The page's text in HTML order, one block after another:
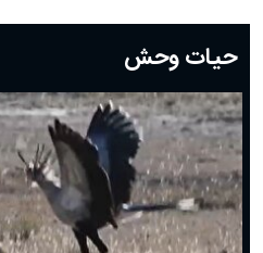
دعای روز بیستم ماه رمضان؛ ۱۹ اسفند ۱۴۰۴
دعای روز هشتم ماه مبارک رمضان؛ ۷ اسفند ماه ۱۴۰۴
دعای روز هفتم ماه رمضان؛ ۶ اسفند ۱۴۰۴
دعای روز ششم ماه رمضان؛ ۵ اسفند ۱۴۰۴
دعای روز پنجم ماه رمضان؛ ۴ اسفند ۱۴۰۴
دعای روز چهارم ماه مبارک رمضان؛ ۳ اسفند ۱۴۰۴
دعای روز سوم ماه مبارک رمضان؛ ۱۴ اسفند ۱۴۰۴
دعای روز دوم ماه مبارک رمضان ۱ اسفند ماه ۱۴۰۴
حیات وحش